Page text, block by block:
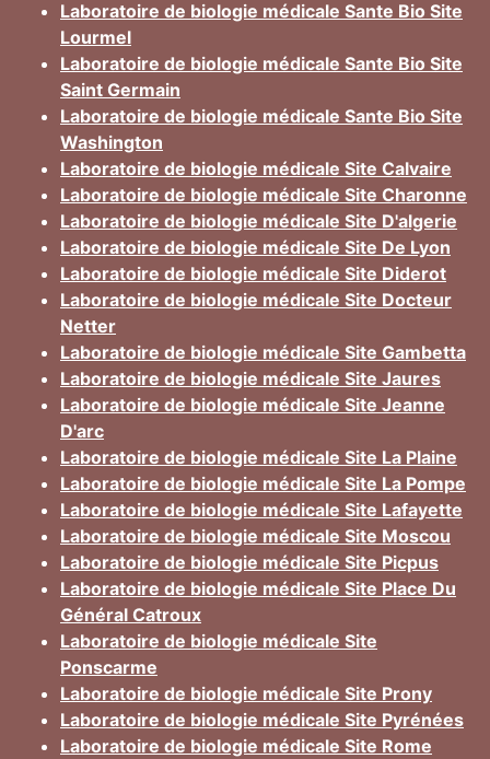
Laboratoire de biologie médicale Sante Bio Site
Lourmel
Laboratoire de biologie médicale Sante Bio Site
Saint Germain
Laboratoire de biologie médicale Sante Bio Site
Washington
Laboratoire de biologie médicale Site Calvaire
Laboratoire de biologie médicale Site Charonne
Laboratoire de biologie médicale Site D'algerie
Laboratoire de biologie médicale Site De Lyon
Laboratoire de biologie médicale Site Diderot
Laboratoire de biologie médicale Site Docteur
Netter
Laboratoire de biologie médicale Site Gambetta
Laboratoire de biologie médicale Site Jaures
Laboratoire de biologie médicale Site Jeanne
D'arc
Laboratoire de biologie médicale Site La Plaine
Laboratoire de biologie médicale Site La Pompe
Laboratoire de biologie médicale Site Lafayette
Laboratoire de biologie médicale Site Moscou
Laboratoire de biologie médicale Site Picpus
Laboratoire de biologie médicale Site Place Du
Général Catroux
Laboratoire de biologie médicale Site
Ponscarme
Laboratoire de biologie médicale Site Prony
Laboratoire de biologie médicale Site Pyrénées
Laboratoire de biologie médicale Site Rome